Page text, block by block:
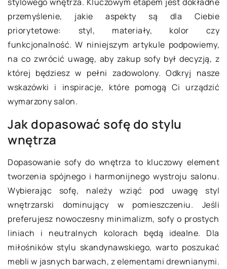
przemyślenie, jakie aspekty są dla Ciebie
priorytetowe: styl, materiały, kolor czy
funkcjonalność. W niniejszym artykule podpowiemy,
na co zwrócić uwagę, aby zakup sofy był decyzją, z
której będziesz w pełni zadowolony. Odkryj nasze
wskazówki i inspiracje, które pomogą Ci urządzić
wymarzony salon.
Jak dopasować sofę do stylu
wnętrza
Dopasowanie sofy do wnętrza to kluczowy element
tworzenia spójnego i harmonijnego wystroju salonu.
Wybierając sofę, należy wziąć pod uwagę styl
wnętrzarski dominujący w pomieszczeniu. Jeśli
preferujesz nowoczesny minimalizm, sofy o prostych
liniach i neutralnych kolorach będą idealne. Dla
miłośników stylu skandynawskiego, warto poszukać
mebli w jasnych barwach, z elementami drewnianymi.